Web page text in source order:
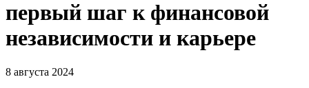
первый шаг к финансовой
независимости и карьере
8 августа 2024